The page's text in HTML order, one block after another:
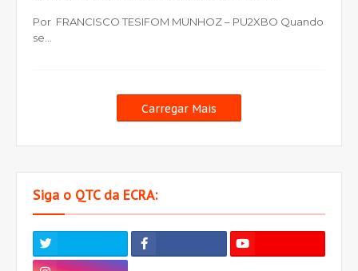
Por FRANCISCO TESIFOM MUNHOZ – PU2XBO Quando
se…
Carregar Mais
Siga o QTC da ECRA: